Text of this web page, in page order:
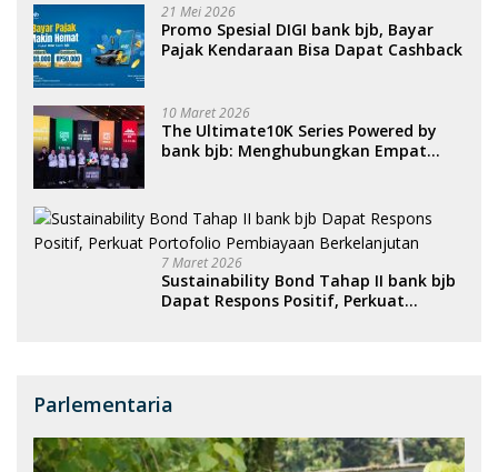
21 Mei 2026
Promo Spesial DIGI bank bjb, Bayar
Pajak Kendaraan Bisa Dapat Cashback
10 Maret 2026
The Ultimate10K Series Powered by
bank bjb: Menghubungkan Empat
Nasional
7 Maret 2026
Sustainability Bond Tahap II bank bjb
Dapat Respons Positif, Perkuat
Parlementaria